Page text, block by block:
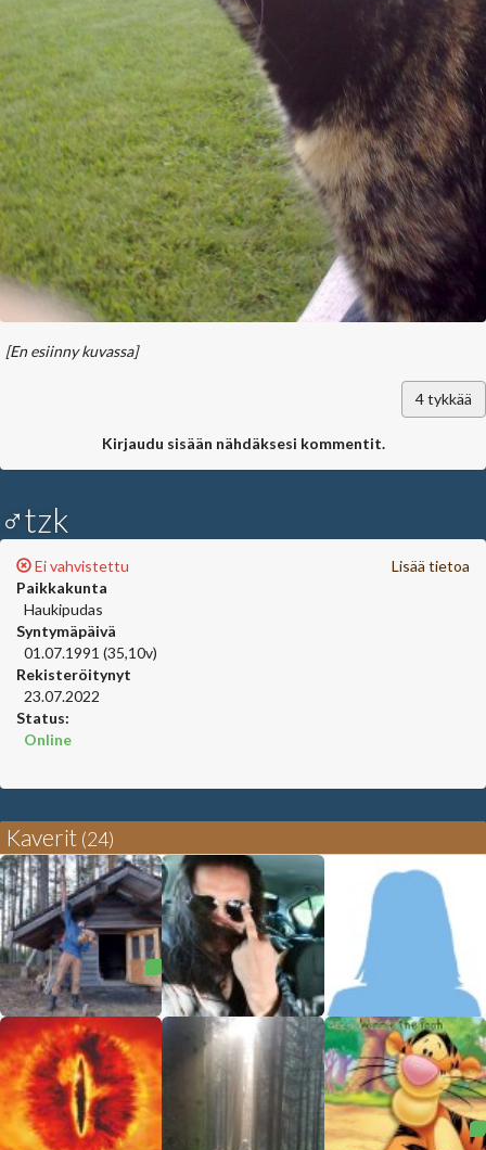
[En esiinny kuvassa]
4tykkää
Kirjaudu sisään nähdäksesi kommentit.
♂tzk
Lisää tietoa
Ei vahvistettu
Paikkakunta
Haukipudas
Syntymäpäivä
01.07.1991 (35,10v)
Rekisteröitynyt
23.07.2022
Status:
Online
Kaverit (24)